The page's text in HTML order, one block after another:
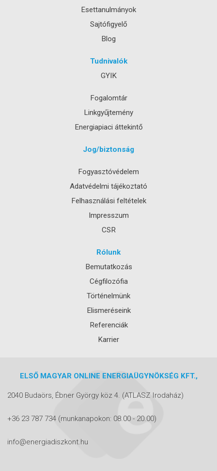
Esettanulmányok
Sajtófigyelő
Blog
Tudnivalók
GYIK
Fogalomtár
Linkgyűjtemény
Energiapiaci áttekintő
Jog/biztonság
Fogyasztóvédelem
Adatvédelmi tájékoztató
Felhasználási feltételek
Impresszum
CSR
Rólunk
Bemutatkozás
Cégfilozófia
Történelmünk
Elismeréseink
Referenciák
Karrier
ELSŐ MAGYAR ONLINE ENERGIAÜGYNÖKSÉG KFT.,
2040 Budaörs, Ébner György köz 4. (ATLASZ Irodaház)
+36 23 787 734 (munkanapokon: 08.00 - 20.00)
info@energiadiszkont.hu